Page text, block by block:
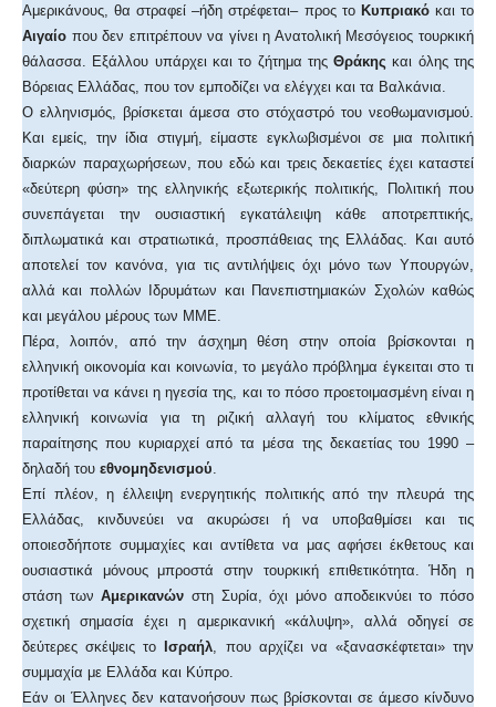
Αμερικάνους, θα στραφεί –ήδη στρέφεται– προς το Κυπριακόκαι το
Αιγαίο που δεν επιτρέπουν να γίνει η Ανατολική Μεσόγειος τουρκική
θάλασσα. Εξάλλου υπάρχει και το ζήτημα τηςΘράκης και όλης της
Βόρειας Ελλάδας, που τον εμποδίζει να ελέγχει και τα Βαλκάνια.
Ο ελληνισμός, βρίσκεται άμεσα στο στόχαστρό του νεοθωμανισμού.
Και εμείς, την ίδια στιγμή, είμαστε εγκλωβισμένοι σε μια πολιτική
διαρκών παραχωρήσεων, που εδώ και τρεις δεκαετίες έχει καταστεί
«δεύτερη φύση» της ελληνικής εξωτερικής πολιτικής, Πολιτική που
συνεπάγεται την ουσιαστική εγκατάλειψη κάθε αποτρεπτικής,
διπλωματικά και στρατιωτικά, προσπάθειας της Ελλάδας. Και αυτό
αποτελεί τον κανόνα, για τις αντιλήψεις όχι μόνο των Υπουργών,
αλλά και πολλών Ιδρυμάτων και Πανεπιστημιακών Σχολών καθώς
και μεγάλου μέρους των ΜΜΕ.
Πέρα, λοιπόν, από την άσχημη θέση στην οποία βρίσκονται η
ελληνική οικονομία και κοινωνία, το μεγάλο πρόβλημα έγκειται στο τι
προτίθεται να κάνει η ηγεσία της, και το πόσο προετοιμασμένη είναι η
ελληνική κοινωνία για τη ριζική αλλαγή του κλίματος εθνικής
παραίτησης που κυριαρχεί από τα μέσα της δεκαετίας του 1990 –
δηλαδή του εθνομηδενισμού
Επί πλέον, η έλλειψη ενεργητικής πολιτικής από την πλευρά της
Ελλάδας, κινδυνεύει να ακυρώσει ή να υποβαθμίσει και τις
οποιεσδήποτε συμμαχίες και αντίθετα να μας αφήσει έκθετους και
ουσιαστικά μόνους μπροστά στην τουρκική επιθετικότητα. Ήδη η
στάση τωνΑμερικανών στη Συρία, όχι μόνο αποδεικνύει το πόσο
σχετική σημασία έχει η αμερικανική «κάλυψη», αλλά οδηγεί σε
δεύτερες σκέψεις τοΙσραήλ , που αρχίζει να «ξανασκέφτεται» την
συμμαχία με Ελλάδα και Κύπρο.
Εάν οι Έλληνες δεν κατανοήσουν πως βρίσκονται σε άμεσο κίνδυνο